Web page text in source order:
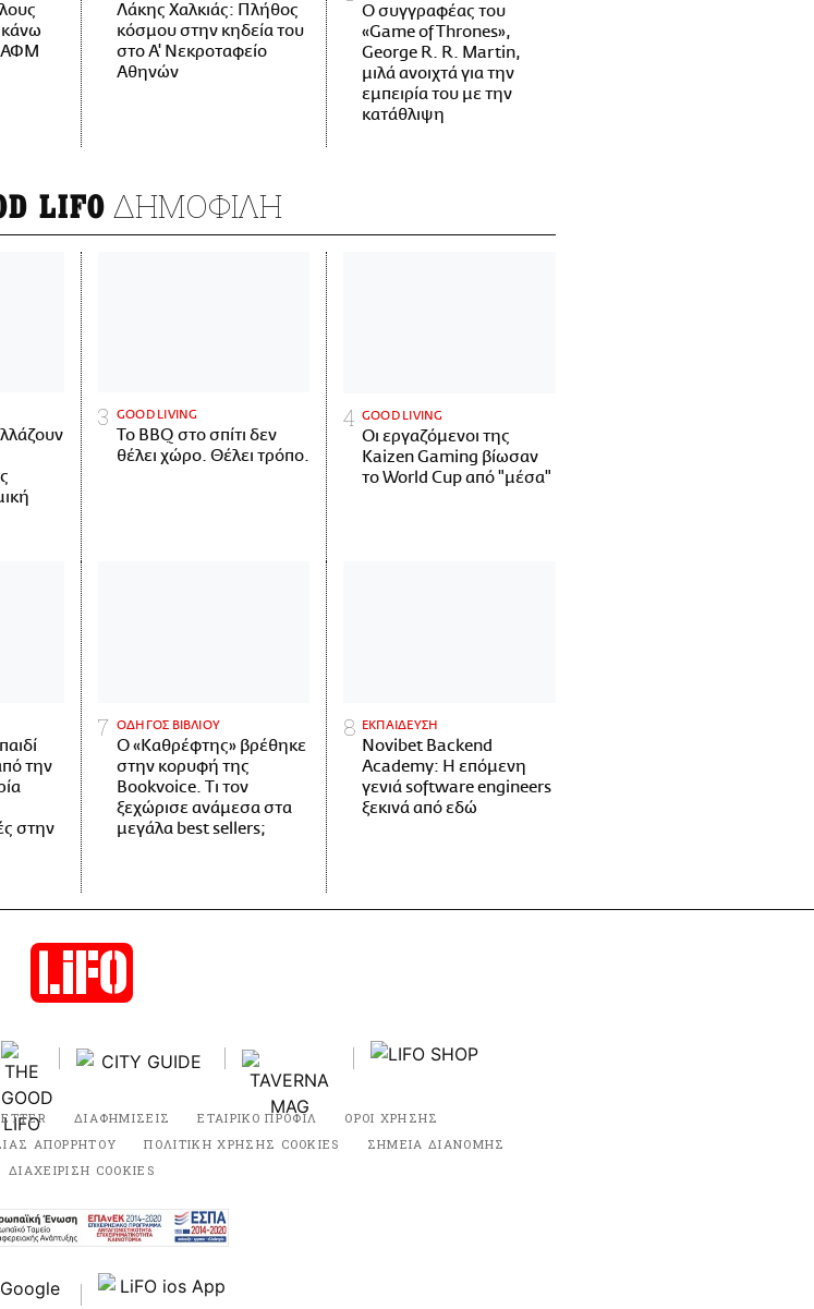
ΑΦΜ
Λάκης Χαλκιάς: Πλήθος
κόσμου στην κηδεία του
στο Α' Νεκροταφείο
Αθηνών
Ο συγγραφέας του
«Game of Thrones»,
George R. R. Martin,
μιλά ανοιχτά για την
εμπειρία του με την
κατάθλιψη
LIFO ΔΗΜΟΦΙΛΗ
GOOD LIVING
Το BBQ στο σπίτι δεν
θέλει χώρο. Θέλει τρόπο.
GOOD LIVING
Οι εργαζόμενοι της
Kaizen Gaming βίωσαν
το World Cup από "μέσα"
την
στην
ΟΔΗΓΟΣ ΒΙΒΛΙΟΥ
Ο «Καθρέφτης» βρέθηκε
στην κορυφή της
Bookvoice. Τι τον
ξεχώρισε ανάμεσα στα
μεγάλα best sellers;
ΕΚΠΑΙΔΕΥΣΗ
Novibet Backend
Academy: Η επόμενη
γενιά software engineers
ξεκινά από εδώ
ΔΙΑΦΗΜΙΣΕΙΣ ΕΤΑΙΡΙΚΟ ΠΡΟΦΙΛ
ΟΡΟΙ ΧΡΗΣΗΣ
ΑΠΟΡΡΗΤΟΥ
ΠΟΛΙΤΙΚΗ ΧΡΗΣΗΣ COOKIES
ΣΗΜΕΙΑ ΔΙΑΝΟΜΗΣ
ΔΙΑΧΕΙΡΙΣΗ COOKIES